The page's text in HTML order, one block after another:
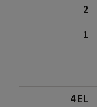
2
1
4 EL